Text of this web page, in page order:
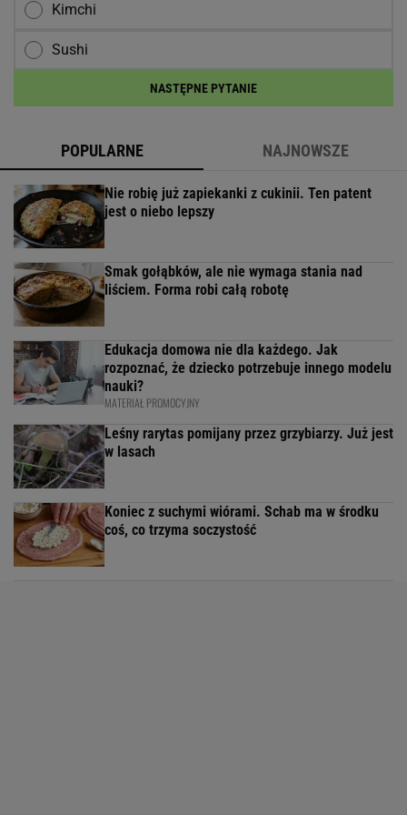
Kimchi
Sushi
NASTĘPNE PYTANIE
POPULARNE NAJNOWSZE
Nie robię już zapiekanki z cukinii. Ten patent
jest o niebo lepszy
Smak gołąbków, ale nie wymaga stania nad
liściem. Forma robi całą robotę
Edukacja domowa nie dla każdego. Jak
rozpoznać, że dziecko potrzebuje innego modelu
nauki?
MATERIAŁ PROMOCYJNY
Leśny rarytas pomijany przez grzybiarzy. Już jest
w lasach
Koniec z suchymi wiórami. Schab ma w środku
coś, co trzyma soczystość